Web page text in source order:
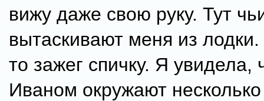
вижу даже свою руку. Тут
вытаскивают меня из
то зажег спичку. Я увидела,
Иваном окружают